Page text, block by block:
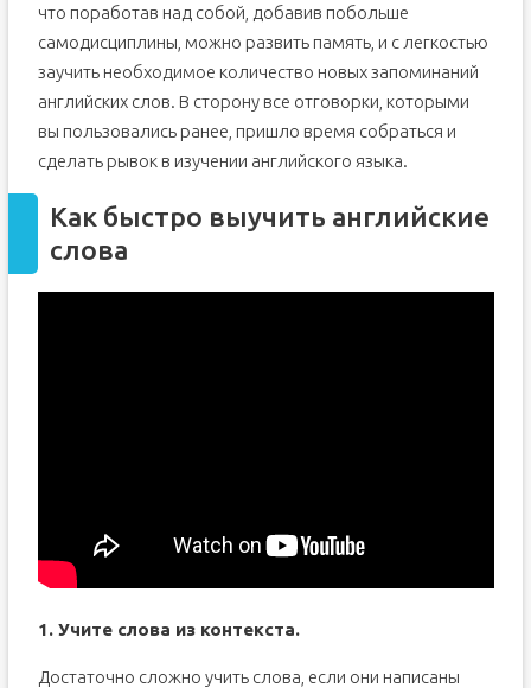
что поработав над собой, добавив побольше
самодисциплины, можно развить память, и с легкостью
заучить необходимое количество новых запоминаний
английских слов. В сторону все отговорки, которыми
вы пользовались ранее, пришло время собраться и
сделать рывок в изучении английского языка.
Как быстро выучить английские
слова
1. Учите слова из контекста.
Достаточно сложно учить слова, если они написаны